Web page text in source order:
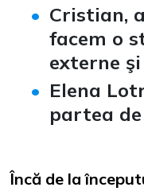
Cristian,
facem o
externe
Elena
partea
Încă de la